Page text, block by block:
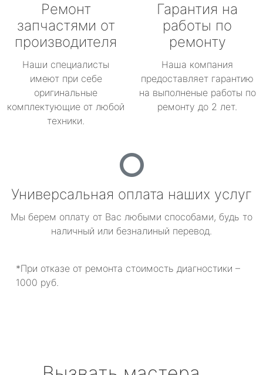
Ремонт
запчастями от
производителя
Наши специалисты
имеют при себе
оригинальные
комплектующие от любой
техники.
Гарантия на
работы по
ремонту
Наша компания
предоставляет гарантию
на выполненые работы по
ремонту до 2 лет.
Универсальная оплата наших услуг
Мы берем оплату от Вас любыми способами, будь то
наличный или безналиный перевод.
*При отказе от ремонта стоимость диагностики –
1000 руб.